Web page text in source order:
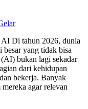
Di tahun 2026, dunia
besar yang tidak bisa
bukan lagi sekadar
dari kehidupan
bekerja. Banyak
agar relevan